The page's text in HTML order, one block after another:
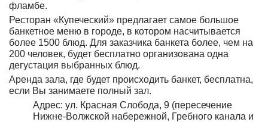
фламбе.
Ресторан «Купеческий» предлагает самое большое
банкетное меню в городе, в котором насчитывается
более 1500 блюд. Для заказчика банкета более, чем на
200 человек, будет бесплатно организована одна
дегустация выбранных блюд.
Аренда зала, где будет происходить банкет, бесплатна,
если Вы занимаете полный зал.
Адрес: ул. Красная Слобода, 9 (пересечение
Нижне-Волжской набережной, Гребного канала и